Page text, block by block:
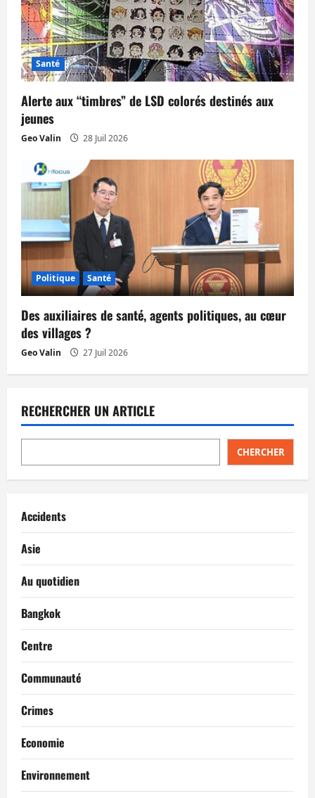
Santé
Alerte aux “timbres” de LSD colorés destinés aux
jeunes
Geo Valin 28 Juil 2026
Politique Santé
Des auxiliaires de santé, agents politiques, au cœur
des villages ?
Geo Valin 27 Juil 2026
RECHERCHER UN ARTICLE
CHERCHER
Accidents
Asie
Au quotidien
Bangkok
Centre
Communauté
Crimes
Economie
Environnement